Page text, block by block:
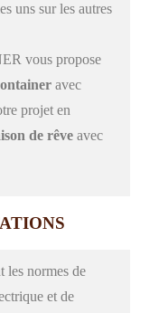
uns sur les autres
vous propose
avec
projet en
de rêve avec
les normes de
et de